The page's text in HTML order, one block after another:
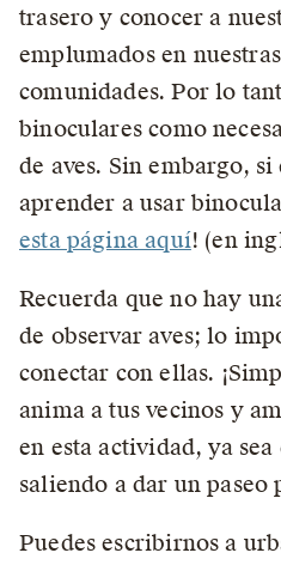
trasero y conocer a
emplumados en
comunidades. Por lo
binoculares como
de aves. Sin embargo,
aprender a usar
esta página aquí! (en
Recuerda que no hay
de observar aves; lo
conectar con ellas.
anima a tus vecinos y
en esta actividad, ya
saliendo a dar un paseo
Puedes escribirnos a